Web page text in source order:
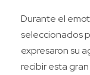
Durante el
seleccionados
expresaron su
recibir esta